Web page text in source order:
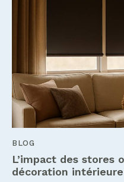
BLOG
L’impact des stores
décoration